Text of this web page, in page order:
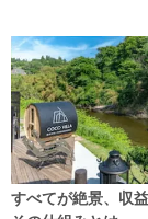
すべてが絶景、収